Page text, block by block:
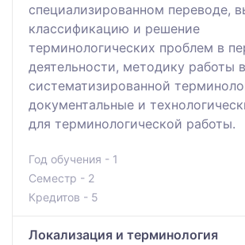
специализированном переводе,
классификацию и решение
терминологических проблем в
деятельности, методику работы
систематизированной
документальные и
для терминологической работы.
Год обучения - 1
Семестр - 2
Кредитов - 5
Локализация и терминология